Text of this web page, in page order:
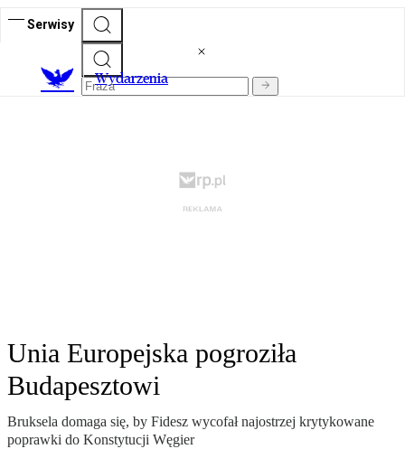
Serwisy
Wydarzenia
Unia Europejska pogroziła
Budapesztowi
Bruksela domaga się, by Fidesz wycofał najostrzej krytykowane
poprawki do Konstytucji Węgier